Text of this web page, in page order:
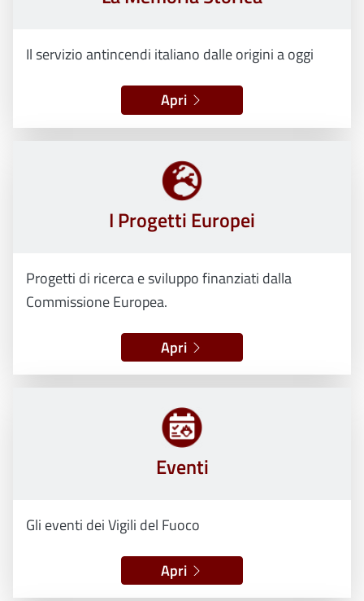
Il servizio antincendi italiano dalle origini a oggi
Apri
I Progetti Europei
Progetti di ricerca e sviluppo finanziati dalla
Commissione Europea.
Apri
Eventi
Gli eventi dei Vigili del Fuoco
Apri